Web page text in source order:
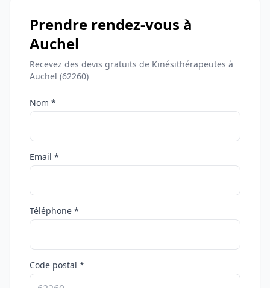
Prendre rendez-vous à
Auchel
Recevez des devis gratuits de Kinésithérapeutes à
Auchel (62260)
Nom *
Email *
Téléphone *
Code postal *